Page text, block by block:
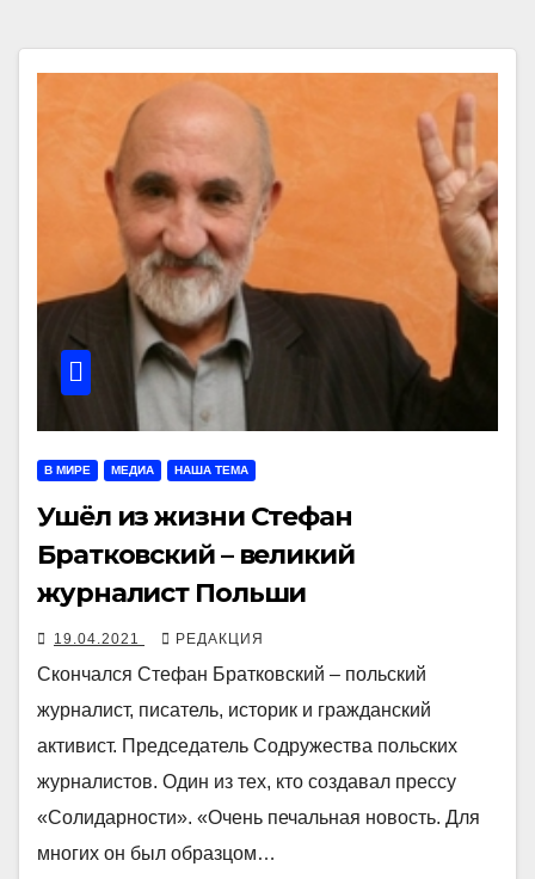
В МИРЕ МЕДИА НАША ТЕМА
Ушёл из жизни Стефан
Братковский – великий
журналист Польши
19.04.2021 РЕДАКЦИЯ
Скончался Стефан Братковский – польский
журналист, писатель, историк и гражданский
активист. Председатель Содружества польских
журналистов. Один из тех, кто создавал прессу
«Солидарности». «Очень печальная новость. Для
многих он был образцом…